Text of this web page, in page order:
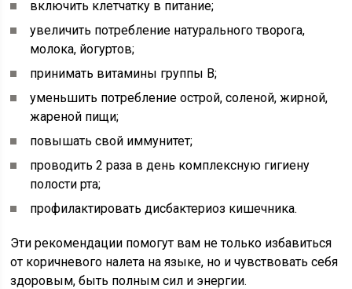
включить клетчатку в питание;
увеличить потребление натурального творога,
молока, йогуртов;
принимать витамины группы В;
уменьшить потребление острой, соленой, жирной,
жареной пищи;
повышать свой иммунитет;
проводить 2 раза в день комплексную гигиену
полости рта;
профилактировать дисбактериоз кишечника.
Эти рекомендации помогут вам не только избавиться
от коричневого налета на языке, но и чувствовать себя
здоровым, быть полным сил и энергии.